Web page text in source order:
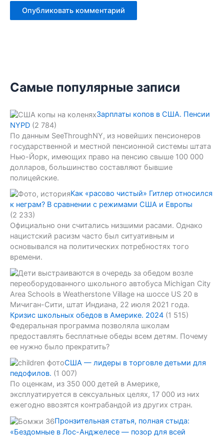
Самые популярные записи
Зарплаты копов в США. Пенсии
NYPD (2 784)
По данным SeeThroughNY, из новейших пенсионеров
государственной и местной пенсионной системы штата
Нью-Йорк, имеющих право на пенсию свыше 100 000
долларов, большинство составляют бывшие
полицейские.
Как «расово чистый» Гитлер относился
к неграм? В сравнении с режимами США и Европы
(2 233)
Официально они считались низшими расами. Однако
нацистский расизм часто был ситуативным и
основывался на политических потребностях того
времени.
Кризис школьных обедов в Америке. 2024 (1 515)
Федеральная программа позволяла школам
предоставлять бесплатные обеды всем детям. Почему
ее нужно было прекратить?
США — лидеры в торговле детьми для
педофилов. (1 007)
По оценкам, из 350 000 детей в Америке,
эксплуатируется в сексуальных целях, 17 000 из них
ежегодно ввозятся контрабандой из других стран.
Пронзительная статья, полная стыда:
«Бездомные в Лос-Анджелесе — позор для всей